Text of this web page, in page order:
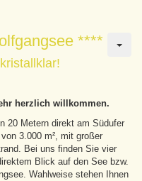
****
herzlich willkommen.
20 Metern direkt am Südufer
3.000 m², mit großer
Bei uns finden Sie vier
Blick auf den See bzw.
Wahlweise stehen Ihnen